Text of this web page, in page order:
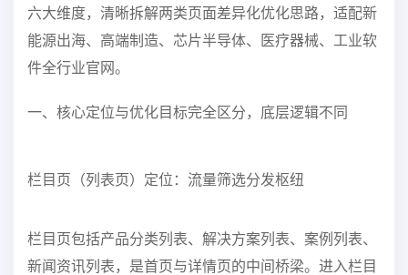
六大维度，清晰拆解两类页面差异化优化思路，适配新
能源出海、高端制造、芯片半导体、医疗器械、工业软
件全行业官网。
一、核心定位与优化目标完全区分，底层逻辑不同
栏目页（列表页）定位：流量筛选分发枢纽
栏目页包括产品分类列表、解决方案列表、案例列表、
新闻资讯列表，是首页与详情页的中间桥梁。进入栏目